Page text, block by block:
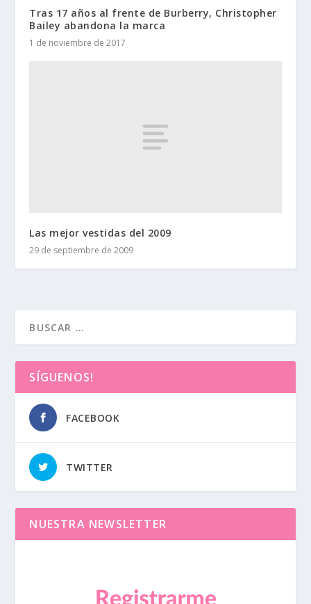
Tras 17 años al frente de Burberry, Christopher
Bailey abandona la marca
1 de noviembre de 2017
Las mejor vestidas del 2009
29 de septiembre de 2009
SÍGUENOS!
FACEBOOK
TWITTER
NUESTRA NEWSLETTER